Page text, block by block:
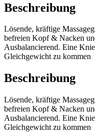
Beschreibung
Lösende, kräftige
befreien Kopf & Nacken
Ausbalancierend. Eine
Gleichgewicht zu kommen
Beschreibung
Lösende, kräftige
befreien Kopf & Nacken
Ausbalancierend. Eine
Gleichgewicht zu kommen